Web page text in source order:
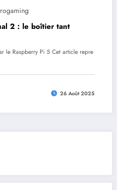
2 : le boîtier tant
le Raspberry Pi 5 Cet article repre
26 Août 2025